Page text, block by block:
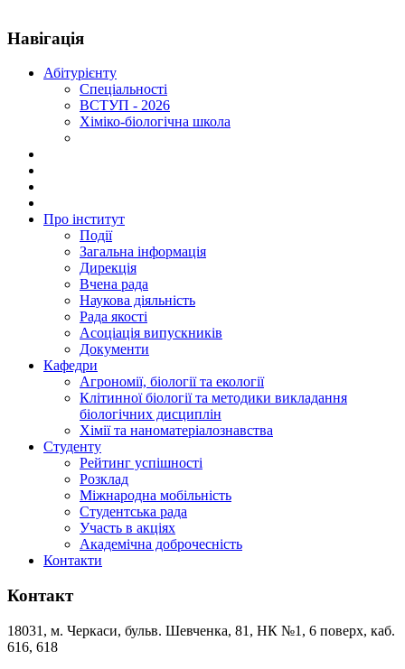
Навігація
Абітурієнту
Спеціальності
ВСТУП - 2026
Хіміко-біологічна школа
Про інститут
Події
Загальна інформація
Дирекція
Вчена рада
Наукова діяльність
Рада якості
Асоціація випускників
Документи
Кафедри
Агрономії, біології та екології
Клітинної біології та методики викладання
біологічних дисциплін
Хімії та наноматеріалознавства
Студенту
Рейтинг успішності
Розклад
Міжнародна мобільність
Студентська рада
Участь в акціях
Академічна доброчесність
Контакти
Контакт
18031, м. Черкаси, бульв. Шевченка, 81, НК №1, 6 поверх, каб.
616, 618